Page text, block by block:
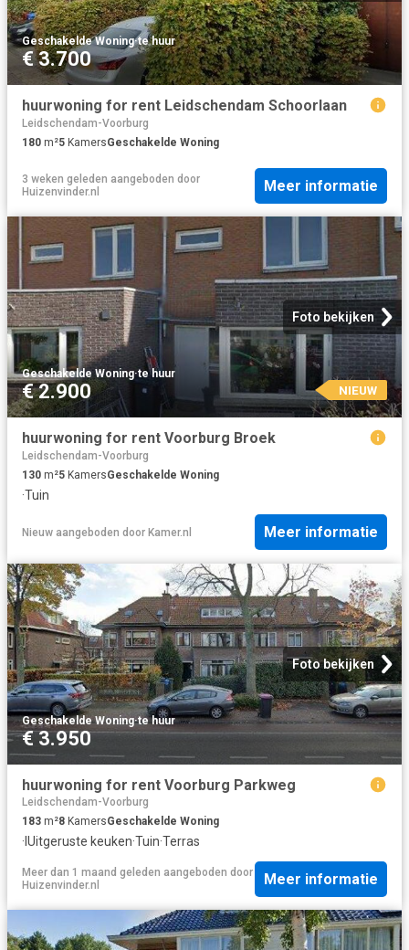
Geschakelde Woning·te huur
€ 3.700
huurwoning for rent Leidschendam Schoorlaan
Leidschendam-Voorburg
180 m²5 KamersGeschakelde Woning
3 weken geleden aangeboden door
Huizenvinder.nl
Meer informatie
Foto bekijken
Geschakelde Woning·te huur
€ 2.900 NIEUW
huurwoning for rent Voorburg Broek
Leidschendam-Voorburg
130 m²5 KamersGeschakelde Woning
·Tuin
Nieuw aangeboden door Kamer.nl Meer informatie
Foto bekijken
Geschakelde Woning·te huur
€ 3.950
huurwoning for rent Voorburg Parkweg
Leidschendam-Voorburg
183 m²8 KamersGeschakelde Woning
· IUitgeruste keuken·Tuin·Terras
Meer dan 1 maand geleden aangeboden door
Huizenvinder.nl
Meer informatie